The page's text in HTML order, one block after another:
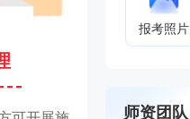
报考照片
师资团队